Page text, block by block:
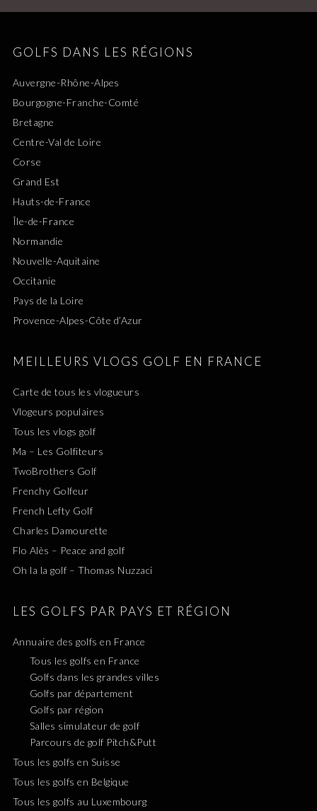
GOLFS DANS LES RÉGIONS
Auvergne-Rhône-Alpes
Bourgogne-Franche-Comté
Bretagne
Centre-Val de Loire
Corse
Grand Est
Hauts-de-France
Île-de-France
Normandie
Nouvelle-Aquitaine
Occitanie
Pays de la Loire
Provence-Alpes-Côte d’Azur
MEILLEURS VLOGS GOLF EN FRANCE
Carte de tous les vlogueurs
Vlogeurs populaires
Tous les vlogs golf
Ma – Les Golfiteurs
TwoBrothers Golf
Frenchy Golfeur
French Lefty Golf
Charles Damourette
Flo Alès – Peace and golf
Oh la la golf – Thomas Nuzzaci
LES GOLFS PAR PAYS ET RÉGION
Annuaire des golfs en France
Tous les golfs en France
Golfs dans les grandes villes
Golfs par département
Golfs par région
Salles simulateur de golf
Parcours de golf Pitch&Putt
Tous les golfs en Suisse
Tous les golfs en Belgique
Tous les golfs au Luxembourg